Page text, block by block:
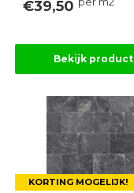
€39,50
Bekijk product
KORTING MOGELIJK!